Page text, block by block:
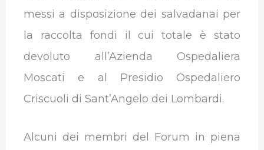
messi a disposizione dei salvadanai per
la raccolta fondi il cui totale è stato
devoluto all’Azienda Ospedaliera
Moscati e al Presidio Ospedaliero
Criscuoli di Sant’Angelo dei Lombardi.
Alcuni dei membri del Forum in piena